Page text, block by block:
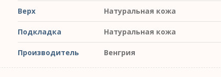
Верх Натуральная кожа
Подкладка Натуральная кожа
Производитель Венгрия